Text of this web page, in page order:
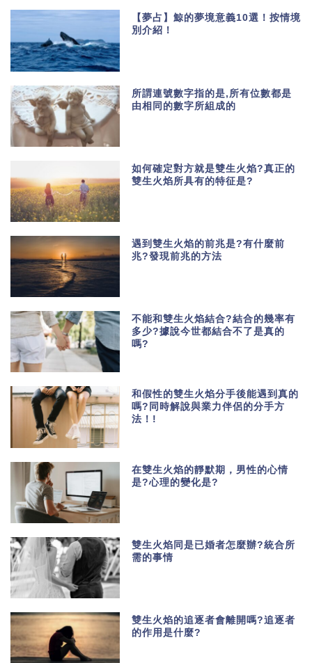
【夢占】鯨的夢境意義10選！按情境
別介紹！
所謂連號數字指的是,所有位數都是
由相同的數字所組成的
如何確定對方就是雙生火焰?真正的
雙生火焰所具有的特征是?
遇到雙生火焰的前兆是?有什麼前
兆?發現前兆的方法
不能和雙生火焰結合?結合的幾率有
多少?據說今世都結合不了是真的
嗎?
和假性的雙生火焰分手後能遇到真的
嗎?同時解說與業力伴侶的分手方
法！!
在雙生火焰的靜默期，男性的心情
是?心理的變化是?
雙生火焰同是已婚者怎麼辦?統合所
需的事情
雙生火焰的追逐者會離開嗎?追逐者
的作用是什麼?